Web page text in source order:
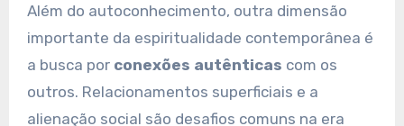
Além do autoconhecimento, outra dimensão
importante da espiritualidade contemporânea é
a busca por conexões autênticas com os
outros. Relacionamentos superficiais e a
alienação social são desafios comuns na era